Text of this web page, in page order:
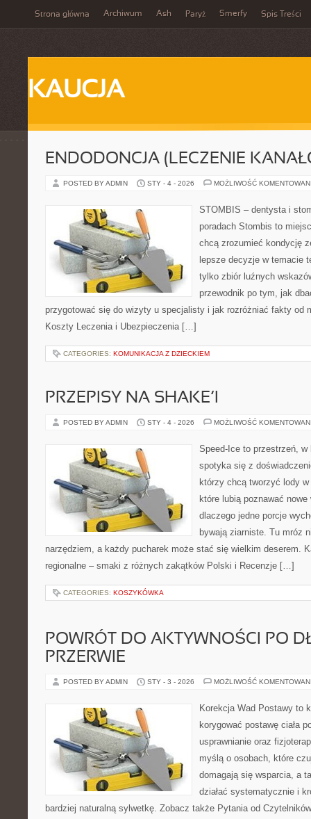
Strona główna Archiwum Ash Paryż Smerfy Spis Treści
KAUCJA
ENDODONCJA (LECZENIE
POSTED BY ADMIN STY - 4 - 2026 MOŻLIWOŚĆ
STOMBIS – dentysta i
poradach Stombis to
chcą zrozumieć kondycję
lepsze decyzje w temacie
tylko zbiór luźnych
przewodnik po tym, jak
przygotować się do wizyty u specjalisty i jak rozróżniać fakty od
Koszty Leczenia i Ubezpieczenia […]
CATEGORIES: KOMUNIKACJA Z DZIECKIEM
PRZEPISY NA SHAKE’I
POSTED BY ADMIN STY - 4 - 2026 MOŻLIWOŚĆ
Speed-Ice to przestrzeń, w
spotyka się z
którzy chcą tworzyć lody
które lubią poznawać
dlaczego jedne porcje
bywają ziarniste. Tu mróz
narzędziem, a każdy pucharek może stać się wielkim deserem.
regionalne – smaki z różnych zakątków Polski i Recenzje […]
CATEGORIES: KOSZYKÓWKA
POWRÓT DO AKTYWNOŚCI PO
PRZERWIE
POSTED BY ADMIN STY - 3 - 2026 MOŻLIWOŚĆ
Korekcja Wad Postawy to
korygować postawę ciała
usprawnianie oraz
myślą o osobach, które
domagają się wsparcia, a
działać systematycznie i
bardziej naturalną sylwetkę. Zobacz także Pytania od